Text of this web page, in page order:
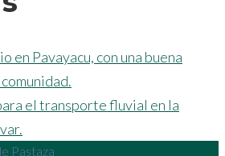
en Pavayacu, con una buena
el transporte fluvial en la